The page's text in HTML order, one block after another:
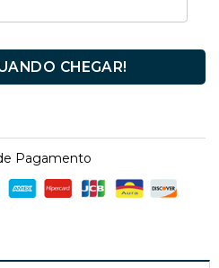
CHEGAR!
Pagamento